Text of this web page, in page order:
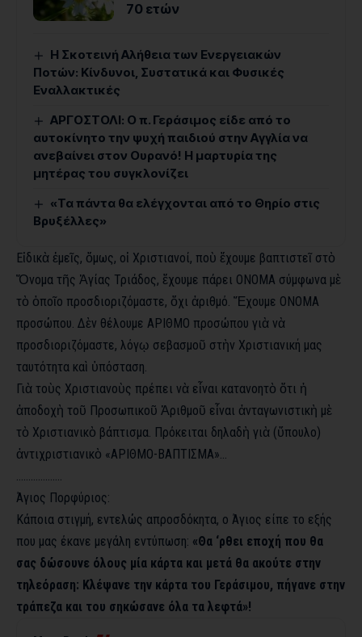
70 ετών
Η Σκοτεινή Αλήθεια των Ενεργειακών
Ποτών: Κίνδυνοι, Συστατικά και Φυσικές
Εναλλακτικές
ΑΡΓΟΣΤΟΛΙ: Ο π. Γεράσιμος είδε από το
αυτοκίνητο την ψυχή παιδιού στην Αγγλία να
ανεβαίνει στον Ουρανό! Η μαρτυρία της
μητέρας του συγκλονίζει
«Τα πάντα θα ελέγχονται από το Θηρίο στις
Βρυξέλλες»
Εἰδικὰ ἐμεῖς, ὅμως, οἱ Χριστιανοί, ποὺ ἔχουμε βαπτιστεῖ στὸ
Ὄνομα τῆς Ἁγίας Τριάδος, ἔχουμε πάρει ΟΝΟΜΑ σύμφωνα μὲ
τὸ ὁποῖο προσδιοριζόμαστε, ὄχι ἀριθμό. Ἔχουμε ΟΝΟΜΑ
προσώπου. Δὲν θέλουμε ΑΡΙΘΜΟ προσώπου γιὰ νὰ
προσδιοριζόμαστε, λόγῳ σεβασμοῦ στὴν Χριστιανική μας
ταυτότητα καὶ ὑπόσταση.
Γιὰ τοὺς Χριστιανοὺς πρέπει νὰ εἶναι κατανοητὸ ὅτι ἡ
ἀποδοχὴ τοῦ Προσωπικοῦ Ἀριθμοῦ εἶναι ἀνταγωνιστικὴ μὲ
τὸ Χριστιανικὸ βάπτισμα. Πρόκειται δηλαδὴ γιὰ (ὕπουλο)
ἀντιχριστιανικὸ «ΑΡΙΘΜΟ-ΒΑΠΤΙΣΜΑ»…
……………….
Άγιος Πορφύριος:
Κάποια στιγμή, εντελώς απροσδόκητα, ο Άγιος είπε το εξής
που μας έκανε μεγάλη εντύπωση: «Θα ‘ρθει εποχή που θα
σας δώσουνε όλους μία κάρτα και μετά θα ακούτε στην
τηλεόραση: Κλέψανε την κάρτα του Γεράσιμου, πήγανε στην
τράπεζα και του σηκώσανε όλα τα λεφτά»!